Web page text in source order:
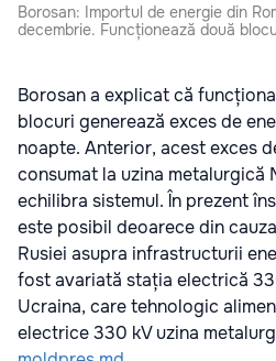
Borosan: Importul de energie din
decembrie. Funcționează două
Borosan a explicat că
blocuri generează exces de
noapte. Anterior, acest exces
consumat la uzina metalurgică
echilibra sistemul. În prezent
este posibil deoarece din
Rusiei asupra infrastructurii
fost avariată stația electrică
Ucraina, care tehnologic
electrice 330 kV uzina